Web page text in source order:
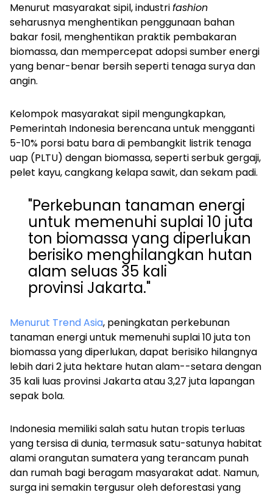
Menurut masyarakat sipil, industrifashion
seharusnya menghentikan penggunaan bahan
bakar fosil, menghentikan praktik pembakaran
biomassa, dan mempercepat adopsi sumber energi
yang benar-benar bersih seperti tenaga surya dan
angin.
Kelompok masyarakat sipil mengungkapkan,
Pemerintah Indonesia berencana untuk mengganti
5-10% porsi batu bara di pembangkit listrik tenaga
uap (PLTU) dengan biomassa, seperti serbuk gergaji,
pelet kayu, cangkang kelapa sawit, dan sekam padi.
"Perkebunan tanaman energi
untuk memenuhi suplai 10 juta
ton biomassa yang diperlukan
berisiko menghilangkan hutan
alam seluas 35 kali
provinsi Jakarta."
Menurut Trend Asia, peningkatan perkebunan
tanaman energi untuk memenuhi suplai 10 juta ton
biomassa yang diperlukan, dapat berisiko hilangnya
lebih dari 2 juta hektare hutan alam--setara dengan
35 kali luas provinsi Jakarta atau 3,27 juta lapangan
sepak bola.
Indonesia memiliki salah satu hutan tropis terluas
yang tersisa di dunia, termasuk satu-satunya habitat
alami orangutan sumatera yang terancam punah
dan rumah bagi beragam masyarakat adat. Namun,
surga ini semakin tergusur oleh deforestasi yang